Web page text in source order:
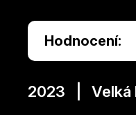
Hodnocení:
2023 | Velká